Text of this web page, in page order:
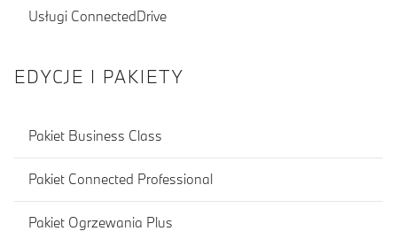
Usługi ConnectedDrive
EDYCJE I PAKIETY
Pakiet Business Class
Pakiet Connected Professional
Pakiet Ogrzewania Plus